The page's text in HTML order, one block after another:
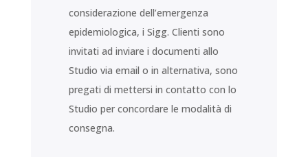
considerazione dell’emergenza
epidemiologica, i Sigg. Clienti sono
invitati ad inviare i documenti allo
Studio via email o in alternativa, sono
pregati di mettersi in contatto con lo
Studio per concordare le modalità di
consegna.